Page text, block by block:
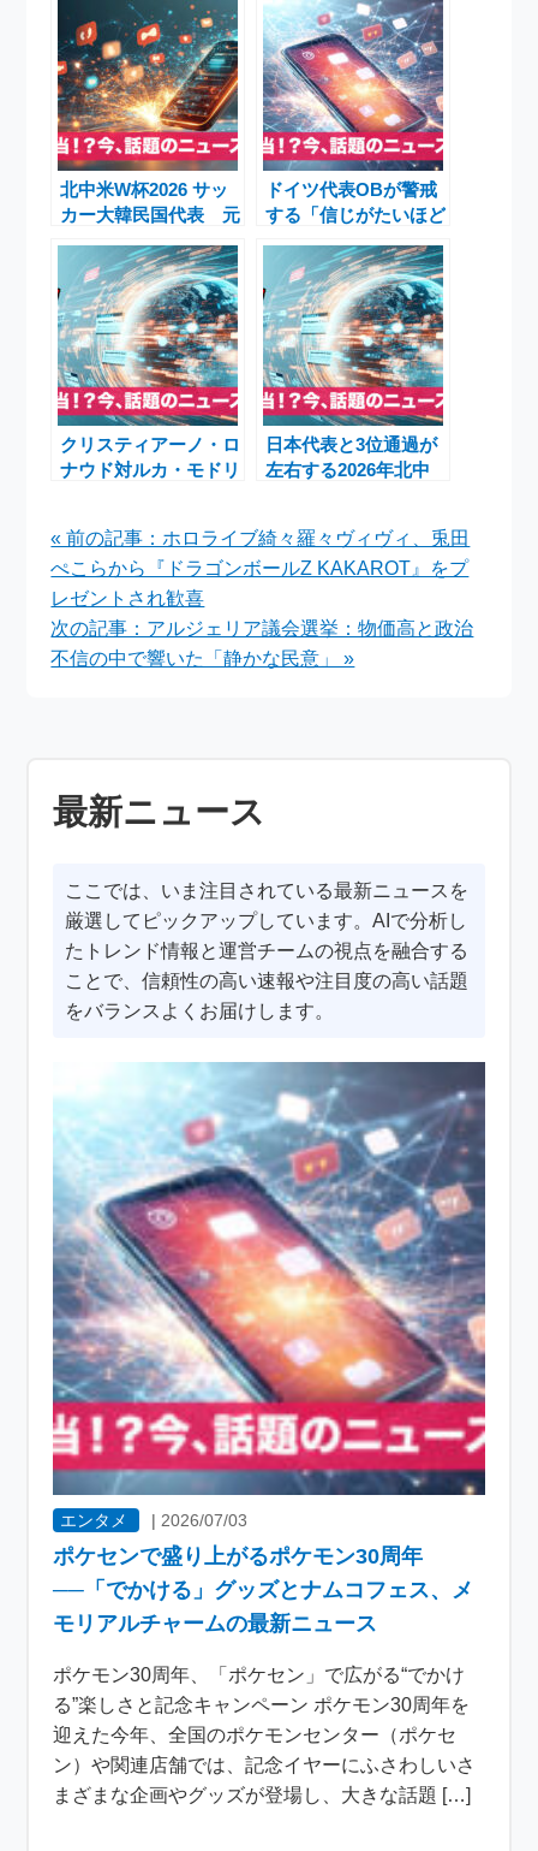
北中米W杯2026 サッ
カー大韓民国代表 元
裵峻浩のチェコ戦出場
微妙報道
ドイツ代表OBが警戒
する「信じがたいほど
キープレーヤーとは？
FIFAワールドカップ
2026ラウンド32・ド
イツ対パラグアイ展望
クリスティアーノ・ロ
ナウド対ルカ・モドリ
ルトガル対クロアチア
展望
日本代表と3位通過が
左右する2026年北中
« 前の記事：ホロライブ綺々羅々ヴィヴィ、兎田
ぺこらから『ドラゴンボールZ KAKAROT』をプ
レゼントされ歓喜
次の記事：アルジェリア議会選挙：物価高と政治
不信の中で響いた「静かな民意」 »
最新ニュース
ここでは、いま注目されている最新ニュースを
厳選してピックアップしています。AIで分析し
たトレンド情報と運営チームの視点を融合する
ことで、信頼性の高い速報や注目度の高い話題
をバランスよくお届けします。
エンタメ | 2026/07/03
ポケセンで盛り上がるポケモン30周年
──「でかける」グッズとナムコフェス、メ
モリアルチャームの最新ニュース
ポケモン30周年、「ポケセン」で広がる“でかけ
る”楽しさと記念キャンペーン ポケモン30周年を
迎えた今年、全国のポケモンセンター（ポケセ
ン）や関連店舗では、記念イヤーにふさわしいさ
まざまな企画やグッズが登場し、大きな話題 […]